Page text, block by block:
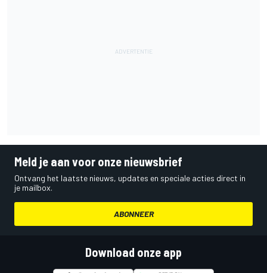
Meld je aan voor onze nieuwsbrief
Ontvang het laatste nieuws, updates en speciale acties direct in
je mailbox.
ABONNEER
Download onze app